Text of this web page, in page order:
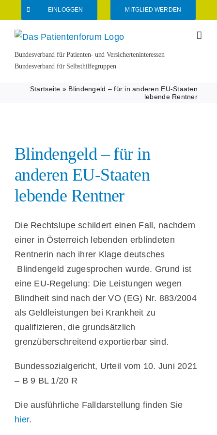
Inhalt
springen
EINLOGGEN MITGLIED WERDEN
Bundesverband für Patienten- und Versicherteninteressen
Bundesverband für Selbsthilfegruppen
Startseite » Blindengeld – für in anderen EU-Staaten
lebende Rentner
Blindengeld – für in
anderen EU-Staaten
lebende Rentner
Die Rechtslupe schildert einen Fall, nachdem
einer in Österreich lebenden erblindeten
Rentnerin nach ihrer Klage deutsches
Blindengeld zugesprochen wurde. Grund ist
eine EU-Regelung: Die Leistungen wegen
Blindheit sind nach der VO (EG) Nr. 883/2004
als Geldleistungen bei Krankheit zu
qualifizieren, die grundsätzlich
grenzüberschreitend exportierbar sind.
Bundessozialgericht, Urteil vom 10. Juni 2021
– B 9 BL 1/20 R
Die ausführliche Falldarstellung finden Sie
hier.